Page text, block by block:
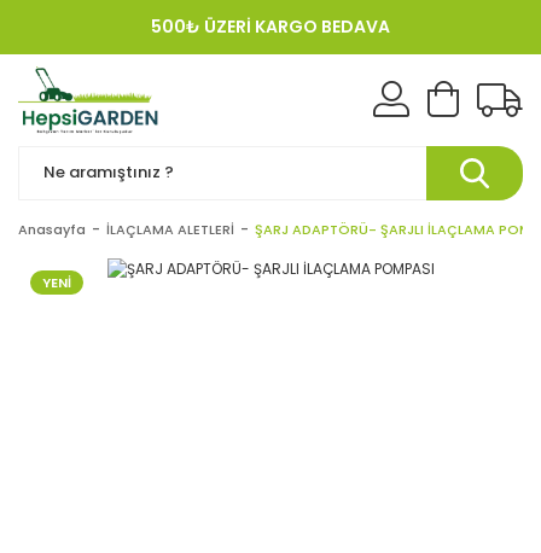
500₺ ÜZERİ KARGO BEDAVA
Anasayfa İLAÇLAMA ALETLERİ ŞARJ ADAPTÖRÜ- ŞARJLI İLAÇLAMA
YENİ